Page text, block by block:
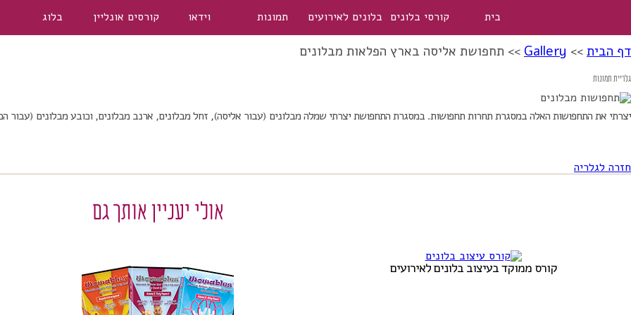
בית קורסי בלונים בלונים לאירועים תמונות וידאו קורסים אונליין בלוג
דף הבית>>
Gallery
>> תחפושת אליסה בארץ הפלאות מבלונים
גלריית תמונות
יצרתי את התחפושות האלה במסגרת תחרות תחפושות. במסגרת התחפושת יצרתי שמלה מבלונים (עבור אליסה), זחל מבלונים, ארנב מבלונים, וכובע מבלונים (עבור
חזרה לגלריה
אולי יעניין אותך גם
קורס ממוקד בעיצוב בלונים לאירועים